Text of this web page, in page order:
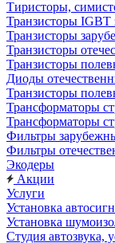
Тиристоры,
Транзисторы IGBT
Транзисторы
Транзисторы
Транзисторы
Диоды
Транзисторы
Трансформаторы
Трансформаторы
Фильтры
Фильтры
Экодеры
Акции
Услуги
Установка
Установка
Студия автозвука,